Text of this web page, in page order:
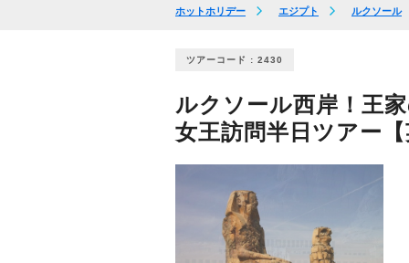
ホットホリデー エジプト ルクソール
ツアーコード : 2430
ルクソール西岸！王
女王訪問半日ツアー